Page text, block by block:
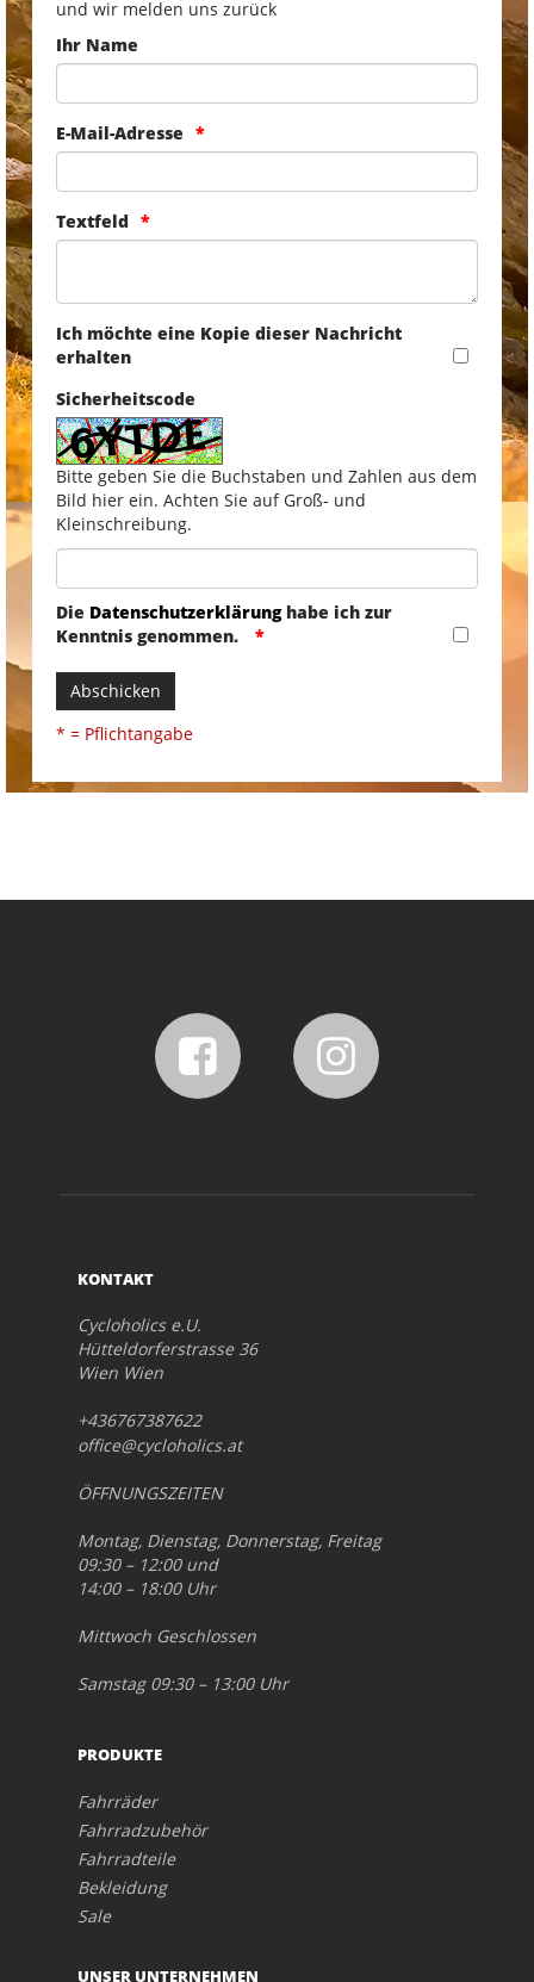
und wir melden uns zurück
Ihr Name
E-Mail-Adresse
Textfeld
Ich möchte eine Kopie dieser Nachricht
erhalten
Sicherheitscode
Bitte geben Sie die Buchstaben und Zahlen aus dem
Bild hier ein. Achten Sie auf Groß- und
Kleinschreibung.
Die Datenschutzerklärunghabe ich zur
Kenntnis genommen.
Abschicken
* = Pflichtangabe
KONTAKT
Cycloholics e.U.
Hütteldorferstrasse 36
Wien Wien
+436767387622
office@cycloholics.at
ÖFFNUNGSZEITEN
Montag, Dienstag, Donnerstag, Freitag
09:30 – 12:00 und
14:00 – 18:00 Uhr
Mittwoch Geschlossen
Samstag 09:30 – 13:00 Uhr
PRODUKTE
Fahrräder
Fahrradzubehör
Fahrradteile
Bekleidung
Sale
UNSER UNTERNEHMEN